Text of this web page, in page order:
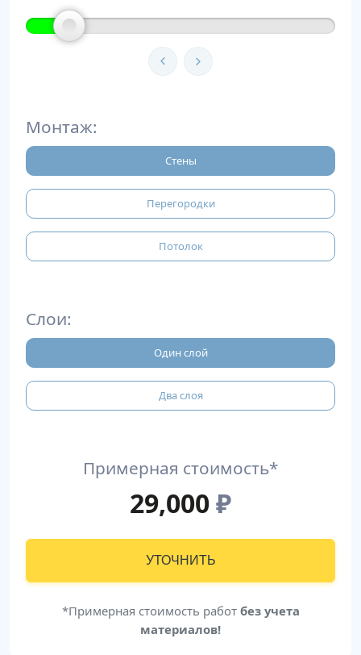
Монтаж:
Стены
Перегородки
Потолок
Слои:
Один слой
Два слоя
Примерная стоимость*
29,000₽
УТОЧНИТЬ
*Примерная стоимость работ без учета
материалов!